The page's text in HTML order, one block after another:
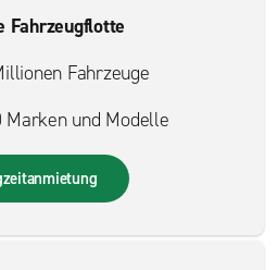
Fahrzeugflotte
Fahrzeuge
Marken und Modelle